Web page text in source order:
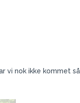
vi nok ikke kommet